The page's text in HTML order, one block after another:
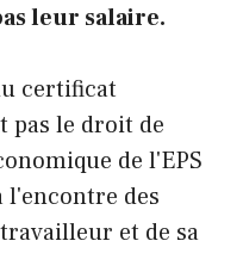
leur salaire.
certificat
pas le droit de
de l'EPS
l'encontre des
et de sa